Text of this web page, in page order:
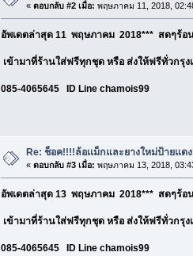
«ตอบกลับ #2 เมื่อ: พฤษภาคม 11, 2018,
อัพเดตล่าสุด 11 พฤษภาคม 2018*** สดๆร้อ
เข้ามาที่ร้านใส่ฟรีทุกชุด หรือ ส่งให้ฟรีทั่วกรุ
085-4065645 ID Line chamois99
Re: ช็อค!!!!ล้อเเม็กและยางใหม่ป้ายแด
«ตอบกลับ #3 เมื่อ: พฤษภาคม 13, 2018,
อัพเดตล่าสุด 13 พฤษภาคม 2018*** สดๆร้อ
เข้ามาที่ร้านใส่ฟรีทุกชุด หรือ ส่งให้ฟรีทั่วกรุ
085-4065645 ID Line chamois99